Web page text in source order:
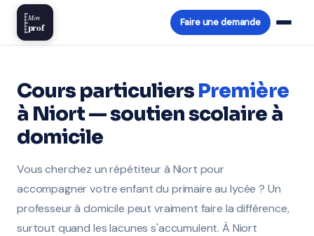
Mon
prof Faire une demande
Cours particuliers Première
à Niort — soutien scolaire à
domicile
Vous cherchez un répétiteur à Niort pour
accompagner votre enfant du primaire au lycée ? Un
professeur à domicile peut vraiment faire la différence,
surtout quand les lacunes s'accumulent. À Niort